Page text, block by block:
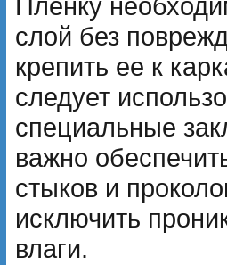
слой без
крепить ее к
следует
специальные
важно
стыков и
исключить
влаги.